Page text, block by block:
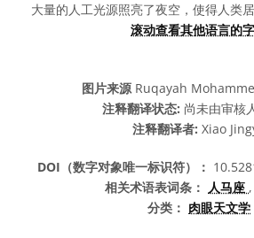
大量的人工光源照亮了夜空，使得人类
滚动查看其他语言的
图片来源Ruqayah
注释翻译状态: 尚未由审核
注释翻译者: Xiao
DOI（数字对象唯一标识符）：
相关术语表词条： 人马座 ,
分类： 肉眼天文学